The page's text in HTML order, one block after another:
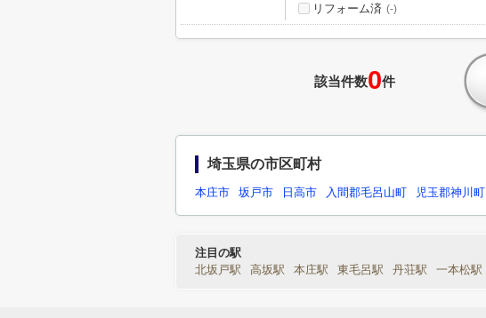
リフォーム済 (-)
該当件数0件
埼玉県の市区町村
本庄市 坂戸市 日高市 入間郡毛呂山町 児玉郡神川町
注目の駅
北坂戸駅
高坂駅 本庄駅 東毛呂駅 丹荘駅 一本松駅